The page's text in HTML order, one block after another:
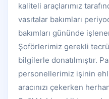
kaliteli araçlarımız
vasıtalar bakımları
bakımları gününde
Şoförlerimiz gerekli
bilgilerle donatılmıştır.
personellerimiz işinin
aracınızı çekerken